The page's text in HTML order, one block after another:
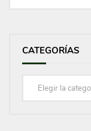
CATEGORÍAS
Categorías